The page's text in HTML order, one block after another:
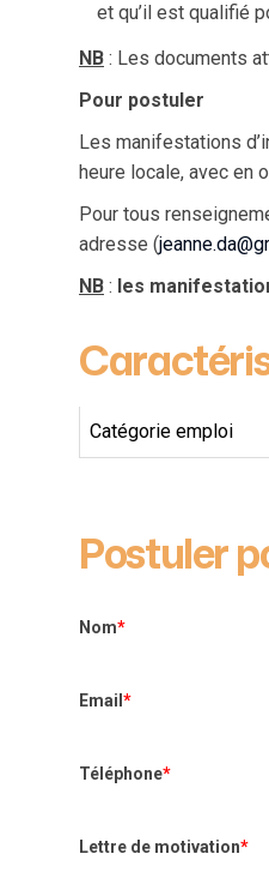
et qu’il est qualifié
NB : Les documents
Pour postuler
Les manifestations
heure locale, avec en
Pour tous
adresse (
NB : les
Catégorie emploi
Postuler
Nom*
Email *
Téléphone*
Lettre de motivation*